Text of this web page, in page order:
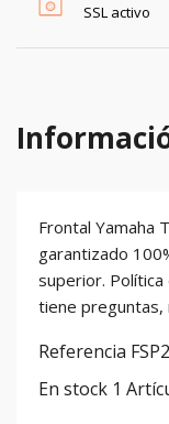
SSL activo
Frontal Yamaha
garantizado
superior.
tiene preguntas,
Referencia
En stock 1